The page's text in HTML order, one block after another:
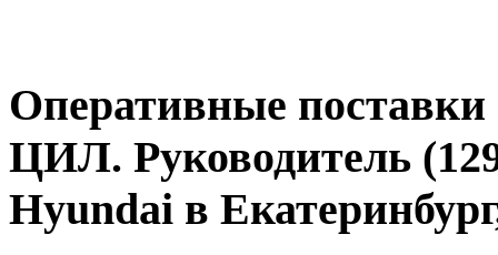
Оперативные
ЦИЛ. Руководитель
Hyundai в